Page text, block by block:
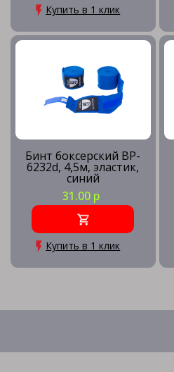
Купить в 1 клик
Бинт боксерский BP-
6232d, 4,5м, эластик,
синий
31.00 р
Купить в 1 клик